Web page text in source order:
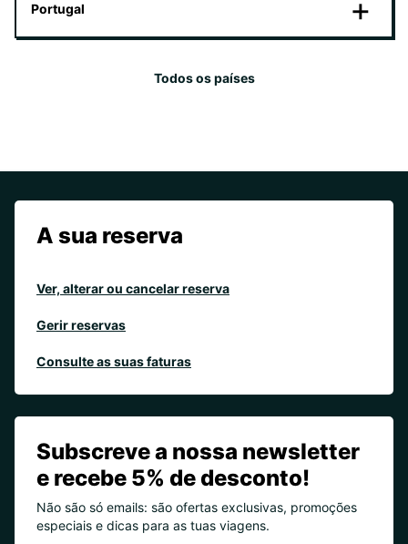
Portugal
Todos os países
A sua reserva
Ver, alterar ou cancelar reserva
Gerir reservas
Consulte as suas faturas
Subscreve a nossa newsletter
e recebe 5% de desconto!
Não são só emails: são ofertas exclusivas, promoções
especiais e dicas para as tuas viagens.